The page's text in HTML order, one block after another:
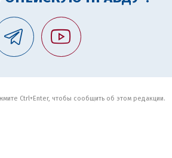
Ctrl+Enter, чтобы сообщить об этом редакции.